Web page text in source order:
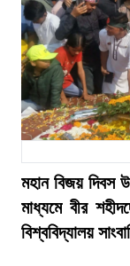
মহান বিজয় দিবস
মাধ্যমে বীর
বিশ্ববিদ্যালয়